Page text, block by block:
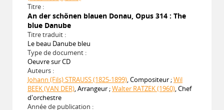
Titre :
An der schönen blauen Donau, Opus 314 : The
blue Danube
Titre traduit :
Le beau Danube bleu
Type de document :
Oeuvre sur CD
Auteurs :
Johann (Fils) STRAUSS (1825-1899), Compositeur ;Wil
BEEK (VAN DER), Arrangeur ;Walter RATZEK (1960), Chef
d'orchestre
Année de publication :